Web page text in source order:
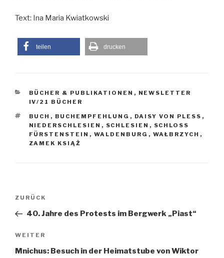
Text: Ina Maria Kwiatkowski
teilen drucken
KATEGORIEN
BÜCHER & PUBLIKATIONEN , NEWSLETTER
IV/21 BÜCHER
SCHLAGWÖRTER
BUCH , BUCHEMPFEHLUNG , DAISY VON PLESS ,
NIEDERSCHLESIEN , SCHLESIEN , SCHLOSS
FÜRSTENSTEIN , WALDENBURG , WAŁBRZYCH ,
ZAMEK KSIĄŻ
Vorheriger
Beitrag
ZURÜCK
40. Jahre des Protests im Bergwerk „Piast“
Nächster
Beitrag
WEITER
Mnichus: Besuch in der Heimatstube von Wiktor